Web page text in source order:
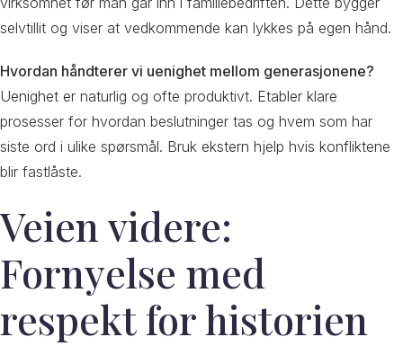
selvtillit og viser at vedkommende kan lykkes på egen hånd.
Hvordan håndterer vi uenighet mellom generasjonene?
Uenighet er naturlig og ofte produktivt. Etabler klare
prosesser for hvordan beslutninger tas og hvem som har
siste ord i ulike spørsmål. Bruk ekstern hjelp hvis konfliktene
blir fastlåste.
Veien videre:
Fornyelse med
respekt for historien